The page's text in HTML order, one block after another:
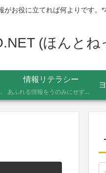
お役に立てれば何よりです。
(ほんと
、子連れならではの持ち物や注意点もあわせて記録しています。
情報リテラシー
あふれる情報をうのみにせず、「これってほんと？」と一度立ち止まって見極めるための考え方を記録しています。ニュースの裏の読み解き方、詐欺やデマへの向き合い方など、サイト名「HONTO.NET」の原点となるテーマです。